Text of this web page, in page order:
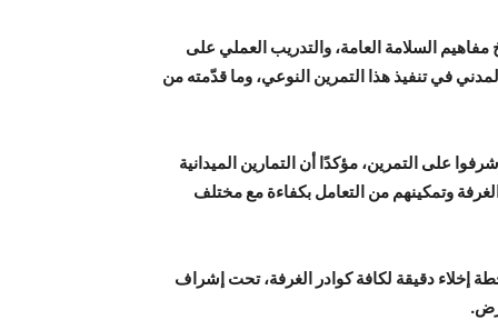
السلامة العامة، والتدريب العملي على
في تنفيذ هذا التمرين النوعي، وما قدّمته من
على التمرين، مؤكدًا أن التمارين الميدانية
وتمكينهم من التعامل بكفاءة مع مختلف
إخلاء دقيقة لكافة كوادر الغرفة، تحت إشراف